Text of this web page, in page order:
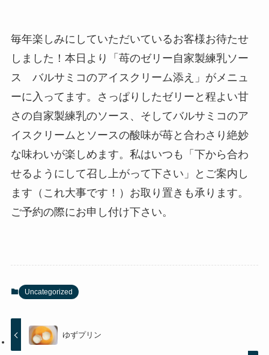
毎年楽しみにしていただいているお客様お待たせ
しました！本日より「苺のゼリー自家製練乳ソー
ス バルサミコのアイスクリーム添え」がメニュ
ーに入ってます。さっぱりしたゼリーと程よい甘
さの自家製練乳のソース、そしてバルサミコのア
イスクリームとソースの酸味が苺と合わさり絶妙
な味わいが楽しめます。私はいつも「下から合わ
せるようにして召し上がって下さい」とご案内し
ます（これ大事です！）お取り置きも承ります。
ご予約の際にお申し付け下さい。
Uncategorized
ゆずプリン